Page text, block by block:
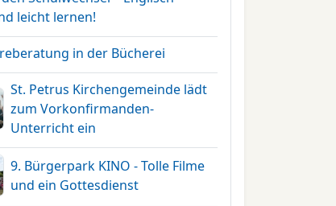
leicht lernen!
in der Bücherei
St. Petrus Kirchengemeinde lädt
zum Vorkonfirmanden-
Unterricht ein
9. Bürgerpark KINO - Tolle Filme
und ein Gottesdienst